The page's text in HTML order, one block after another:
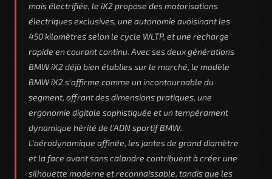
mais électrifiée, le iX2 propose des motorisations
électriques exclusives, une autonomie avoisinant les
450 kilomètres selon le cycle WLTP, et une recharge
rapide en courant continu. Avec ses deux générations
BMW iX2 déjà bien établies sur le marché, le modèle
BMW iX2 s'affirme comme un incontournable du
segment, offrant des dimensions pratiques, une
ergonomie digitale sophistiquée et un tempérament
dynamique hérité de l'ADN sportif BMW.
L'aérodynamique affinée, les jantes de grand diamètre
et la face avant sans calandre contribuent à créer une
silhouette moderne et reconnaissable, tandis que les